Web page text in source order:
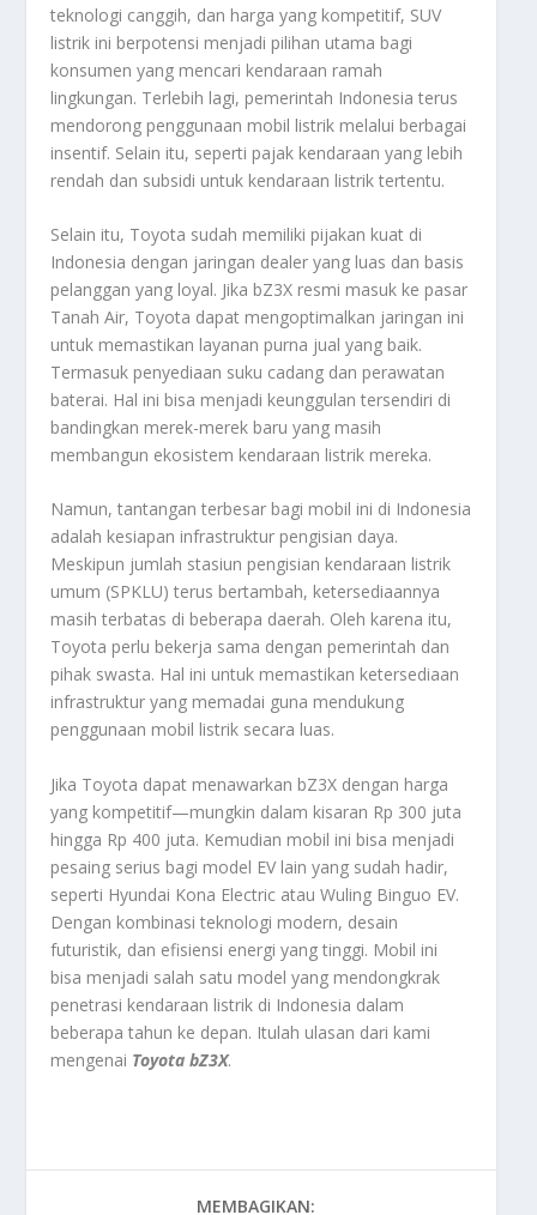
teknologi canggih, dan harga yang kompetitif, SUV
listrik ini berpotensi menjadi pilihan utama bagi
konsumen yang mencari kendaraan ramah
lingkungan. Terlebih lagi, pemerintah Indonesia terus
mendorong penggunaan mobil listrik melalui berbagai
insentif. Selain itu, seperti pajak kendaraan yang lebih
rendah dan subsidi untuk kendaraan listrik tertentu.
Selain itu, Toyota sudah memiliki pijakan kuat di
Indonesia dengan jaringan dealer yang luas dan basis
pelanggan yang loyal. Jika bZ3X resmi masuk ke pasar
Tanah Air, Toyota dapat mengoptimalkan jaringan ini
untuk memastikan layanan purna jual yang baik.
Termasuk penyediaan suku cadang dan perawatan
baterai. Hal ini bisa menjadi keunggulan tersendiri di
bandingkan merek-merek baru yang masih
membangun ekosistem kendaraan listrik mereka.
Namun, tantangan terbesar bagi mobil ini di Indonesia
adalah kesiapan infrastruktur pengisian daya.
Meskipun jumlah stasiun pengisian kendaraan listrik
umum (SPKLU) terus bertambah, ketersediaannya
masih terbatas di beberapa daerah. Oleh karena itu,
Toyota perlu bekerja sama dengan pemerintah dan
pihak swasta. Hal ini untuk memastikan ketersediaan
infrastruktur yang memadai guna mendukung
penggunaan mobil listrik secara luas.
Jika Toyota dapat menawarkan bZ3X dengan harga
yang kompetitif—mungkin dalam kisaran Rp 300 juta
hingga Rp 400 juta. Kemudian mobil ini bisa menjadi
pesaing serius bagi model EV lain yang sudah hadir,
seperti Hyundai Kona Electric atau Wuling Binguo EV.
Dengan kombinasi teknologi modern, desain
futuristik, dan efisiensi energi yang tinggi. Mobil ini
bisa menjadi salah satu model yang mendongkrak
penetrasi kendaraan listrik di Indonesia dalam
beberapa tahun ke depan. Itulah ulasan dari kami
mengenai Toyota bZ3X.
MEMBAGIKAN: